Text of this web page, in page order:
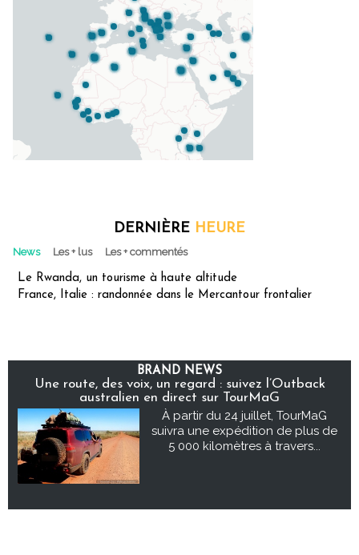
DERNIÈRE HEURE
News Les + lus Les + commentés
Le Rwanda, un tourisme à haute altitude
France, Italie : randonnée dans le Mercantour frontalier
BRAND NEWS
Une route, des voix, un regard : suivez l’Outback
australien en direct sur TourMaG
À partir du 24 juillet, TourMaG
suivra une expédition de plus de
5 000 kilomètres à travers...